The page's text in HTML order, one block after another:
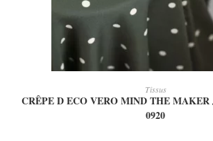
LIRE LA SUITE
Tissus
CRÊPE D ECO VERO MIND THE
0920